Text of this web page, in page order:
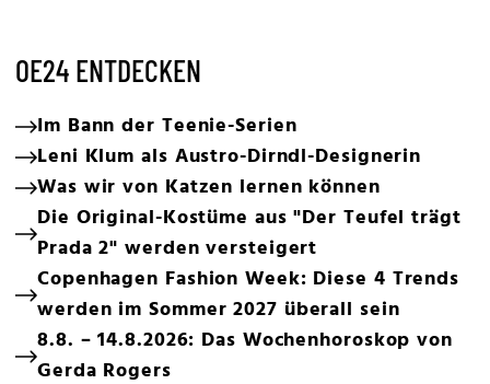
OE24 ENTDECKEN
Im Bann der Teenie-Serien
Leni Klum als Austro-Dirndl-Designerin
Was wir von Katzen lernen können
Die Original-Kostüme aus "Der Teufel trägt
Prada 2" werden versteigert
Copenhagen Fashion Week: Diese 4 Trends
werden im Sommer 2027 überall sein
8.8. – 14.8.2026: Das Wochenhoroskop von
Gerda Rogers